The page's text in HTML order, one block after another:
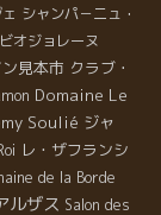
シャンパ－ニュ・
オジョレーヌ
見本市 クラブ・
Domaine Le
Soulié ジャ
レ・ザフランシ
de la Borde
ルザス Salon des